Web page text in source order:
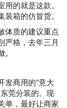
的就是这款。
箱的仿冒货。
体质的建议重点
严格，去年三月
发商用的"意大
莞分装的。现
单，最好让商家